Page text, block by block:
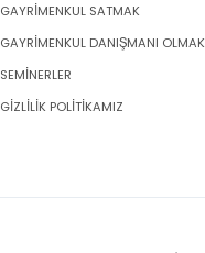
GAYRİMENKUL SATMAK
GAYRİMENKUL DANIŞMANI OLMAK
SEMİNERLER
GİZLİLİK POLİTİKAMIZ